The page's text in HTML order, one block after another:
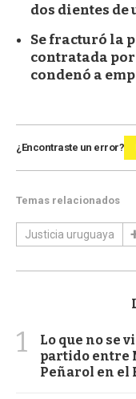
dos dientes de
Se fracturó la
contratada
condenó a
¿Encontraste un error?
Temas relacionados
Justicia uruguaya
1
Lo que no se
partido entre
Peñarol en el